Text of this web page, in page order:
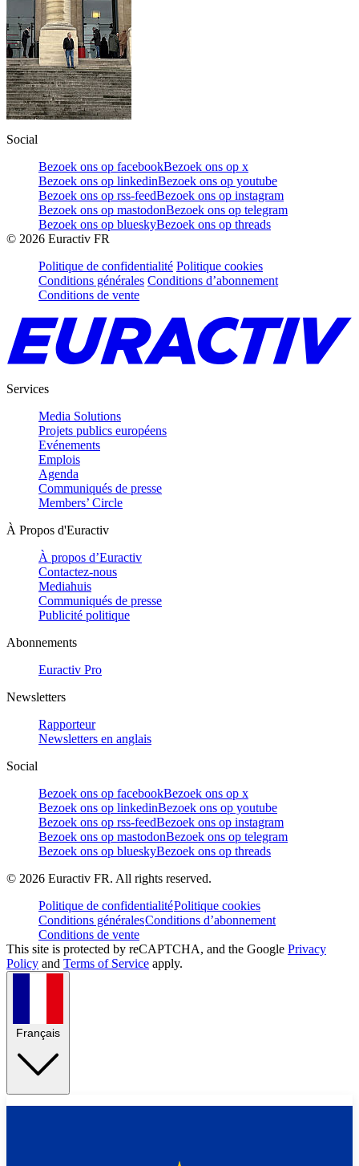
Social
Bezoek ons op facebookBezoek ons op x
Bezoek ons op linkedinBezoek ons op youtube
Bezoek ons op rss-feedBezoek ons op instagram
Bezoek ons op mastodonBezoek ons op telegram
Bezoek ons op blueskyBezoek ons op threads
© 2026 Euractiv FR
Politique de confidentialité Politique cookies
Conditions générales Conditions d’abonnement
Conditions de vente
Services
Media Solutions
Projets publics européens
Evénements
Emplois
Agenda
Communiqués de presse
Members’ Circle
À Propos d'Euractiv
À propos d’Euractiv
Contactez-nous
Mediahuis
Communiqués de presse
Publicité politique
Abonnements
Euractiv Pro
Newsletters
Rapporteur
Newsletters en anglais
Social
Bezoek ons op facebookBezoek ons op x
Bezoek ons op linkedinBezoek ons op youtube
Bezoek ons op rss-feedBezoek ons op instagram
Bezoek ons op mastodonBezoek ons op telegram
Bezoek ons op blueskyBezoek ons op threads
© 2026 Euractiv FR. All rights reserved.
Politique de confidentialitéPolitique cookies
Conditions généralesConditions d’abonnement
Conditions de vente
This site is protected by reCAPTCHA, and the Google Privacy
Policy and Terms of Service apply.
Français